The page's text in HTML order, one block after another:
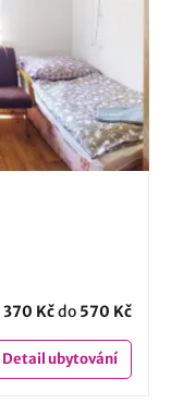
370 Kčdo 570 Kč
Detailubytování